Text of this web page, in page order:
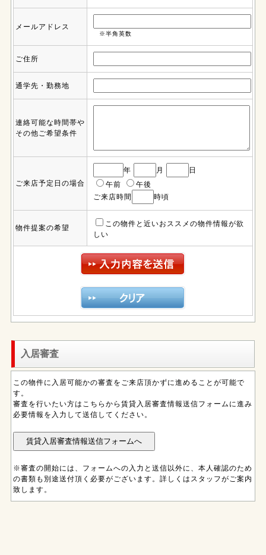
メールアドレス
※半角英数
ご住所
通学先・勤務地
連絡可能な時間帯や
その他ご希望条件
ご来店予定日の場合
年 月
日
午前
午後
ご来店時間
時頃
物件提案の希望
この物件と近いおススメの物件情報が欲
しい
入居審査
この物件に入居可能かの審査をご来店頂かずに進めることが可能で
す。
審査を行いたい方はこちらから賃貸入居審査情報送信フォームに進み
必要情報を入力して送信してください。
※審査の開始には、フォームへの入力と送信以外に、本人確認のため
の書類も別途送付頂く必要がございます。詳しくはスタッフがご案内
致します。